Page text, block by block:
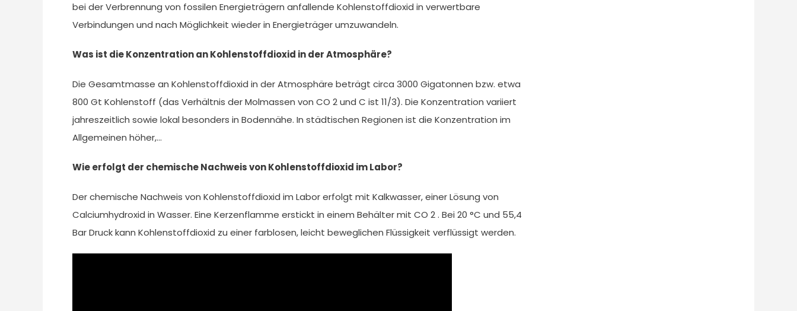
bei der Verbrennung von fossilen Energieträgern anfallende Kohlenstoffdioxid in verwertbare
Verbindungen und nach Möglichkeit wieder in Energieträger umzuwandeln.
Was ist die Konzentration an Kohlenstoffdioxid in der Atmosphäre?
Die Gesamtmasse an Kohlenstoffdioxid in der Atmosphäre beträgt circa 3000 Gigatonnen bzw. etwa
800 Gt Kohlenstoff (das Verhältnis der Molmassen von CO 2 und C ist 11/3). Die Konzentration variiert
jahreszeitlich sowie lokal besonders in Bodennähe. In städtischen Regionen ist die Konzentration im
Allgemeinen höher,…
Wie erfolgt der chemische Nachweis von Kohlenstoffdioxid im Labor?
Der chemische Nachweis von Kohlenstoffdioxid im Labor erfolgt mit Kalkwasser, einer Lösung von
Calciumhydroxid in Wasser. Eine Kerzenflamme erstickt in einem Behälter mit CO 2 . Bei 20 °C und 55,4
Bar Druck kann Kohlenstoffdioxid zu einer farblosen, leicht beweglichen Flüssigkeit verflüssigt werden.